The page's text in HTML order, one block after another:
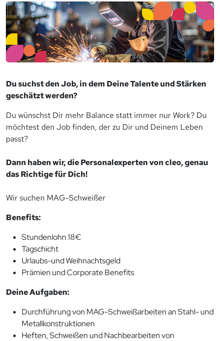
Du suchst den Job, in dem Deine Talente und Stärken
geschätzt werden?
Du wünschst Dir mehr Balance statt immer nur Work? Du
möchtest den Job finden, der zu Dir und Deinem Leben
passt?
Dann haben wir, die Personalexperten von cleo, genau
das Richtige für Dich!
Wir suchen MAG-Schweißer
Benefits:
Stundenlohn 18€
Tagschicht
Urlaubs-und Weihnachtsgeld
Prämien und Corporate Benefits
Deine Aufgaben:
Durchführung von MAG-Schweißarbeiten an Stahl- und
Metallkonstruktionen
Heften, Schweißen und Nachbearbeiten von